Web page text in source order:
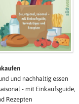
und nachhaltig essen
- mit Einkaufsguide,
Rezepten